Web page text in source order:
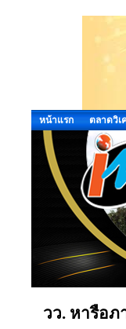
หน้าแรก ตลาดวิเ
วว. หารือ